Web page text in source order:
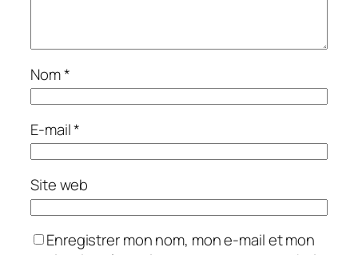
Nom*
E-mail*
Site web
Enregistrer mon nom, mon e-mail et mon